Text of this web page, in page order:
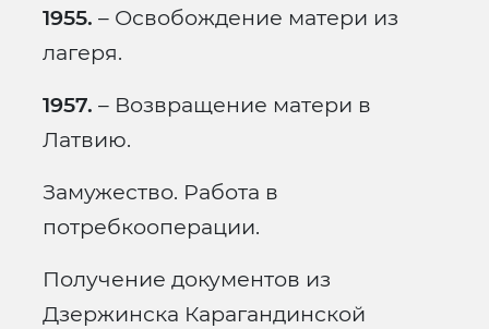
1955. – Освобождение матери из
лагеря.
1957. – Возвращение матери в
Латвию.
Замужество. Работа в
потребкооперации.
Получение документов из
Дзержинска Карагандинской